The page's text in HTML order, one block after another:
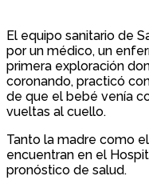
El equipo sanitario de
por un médico, un
primera exploración
coronando, practicó
de que el bebé venía
vueltas al cuello.
Tanto la madre como
encuentran en el
pronóstico de salud.